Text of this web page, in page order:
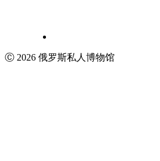
Ⓒ 2026 俄罗斯私人博物馆